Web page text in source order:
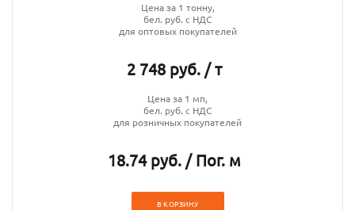
Цена за 1 тонну,
бел. руб. с НДС
для оптовых покупателей
2 748 руб. / т
Цена за 1 мп,
бел. руб. с НДС
для розничных покупателей
18.74 руб. / Пог. м
В КОРЗИНУ